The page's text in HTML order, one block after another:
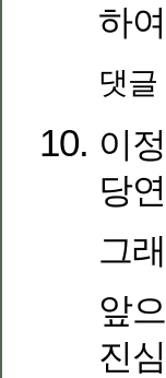
하
댓
이
당
그
앞
진